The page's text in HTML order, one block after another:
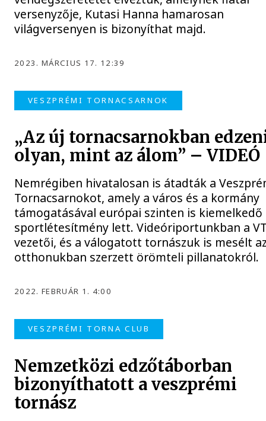
versenyzője, Kutasi Hanna hamarosan
világversenyen is bizonyíthat majd.
2023. MÁRCIUS 17. 12:39
VESZPRÉMI TORNACSARNOK
„Az új tornacsarnokban
olyan, mint az álom” – VIDEÓ
Nemrégiben hivatalosan is átadták a
Tornacsarnokot, amely a város és a kormány
támogatásával európai szinten is kiemelkedő
sportlétesítmény lett. Videóriportunkban a
vezetői, és a válogatott tornászuk is mesélt
otthonukban szerzett örömteli pillanatokról.
2022. FEBRUÁR 1. 4:00
VESZPRÉMI TORNA CLUB
Nemzetközi edzőtáborban
bizonyíthatott a veszprémi
tornász